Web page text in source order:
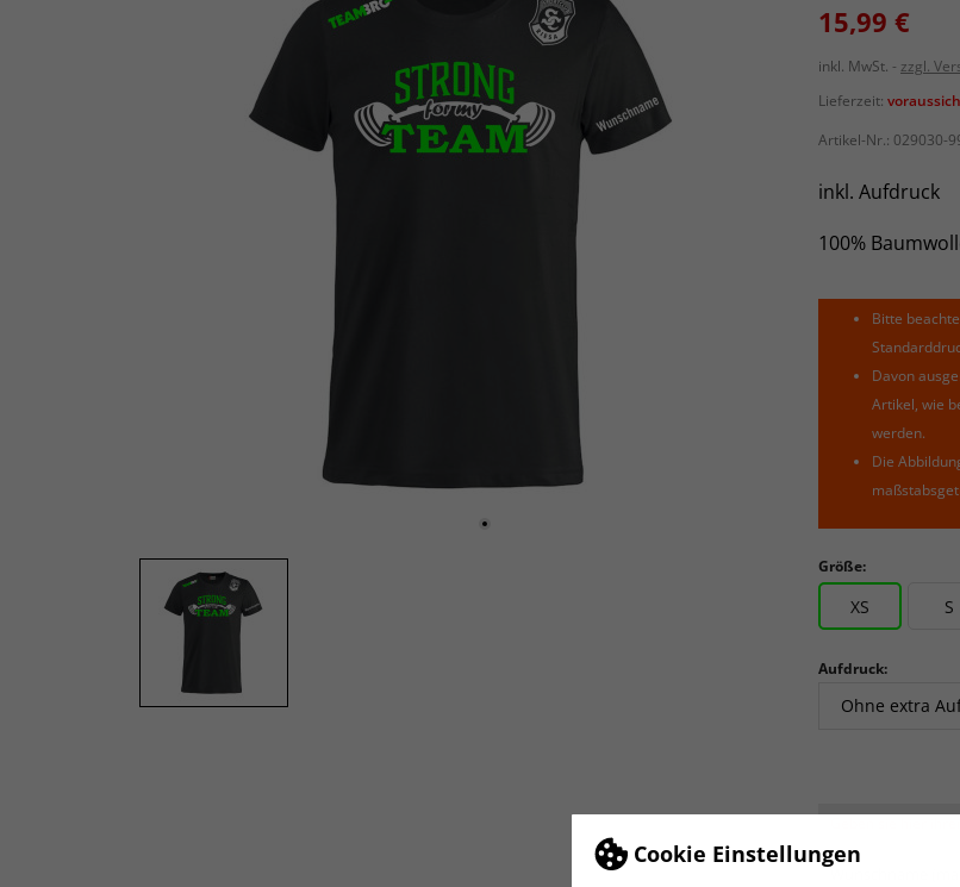
Cookie Einstellungen
15,99 €
inkl. MwSt.
zzgl.
Lieferzeit:
Artikel-Nr.: 029030-
inkl. Aufdruck
100%
Bitte
Davon
Artikel, wie
werden.
Die
Größe:
XS S
Aufdruck:
Geben sie hier
Wunschname